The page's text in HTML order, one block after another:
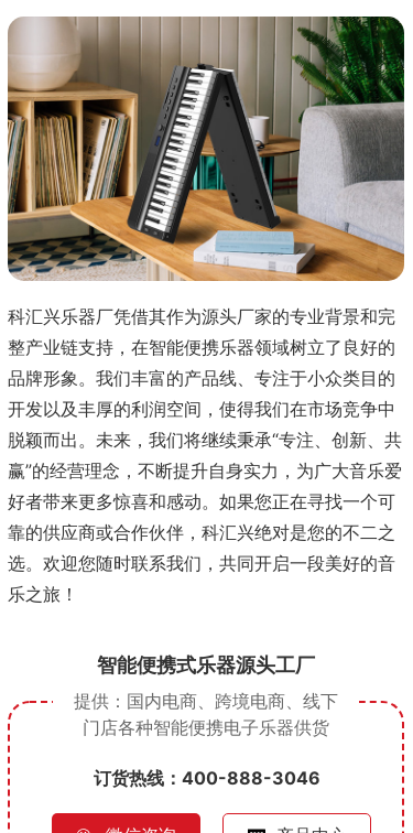
科汇兴乐器厂凭借其作为源头厂家的专业背景和完
整产业链支持，在智能便携乐器领域树立了良好的
品牌形象。我们丰富的产品线、专注于小众类目的
开发以及丰厚的利润空间，使得我们在市场竞争中
脱颖而出。未来，我们将继续秉承“专注、创新、共
赢”的经营理念，不断提升自身实力，为广大音乐爱
好者带来更多惊喜和感动。如果您正在寻找一个可
靠的供应商或合作伙伴，科汇兴绝对是您的不二之
选。欢迎您随时联系我们，共同开启一段美好的音
乐之旅！
订货热线：400-888-3046
智能便携式乐器源头工厂
提供：国内电商、跨境电商、线下
门店各种智能便携电子乐器供货